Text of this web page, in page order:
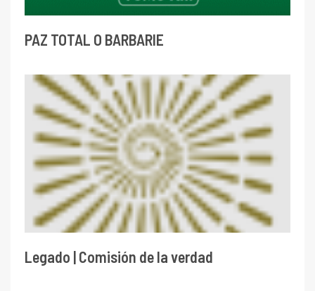
PAZ TOTAL O BARBARIE
Legado | Comisión de la verdad